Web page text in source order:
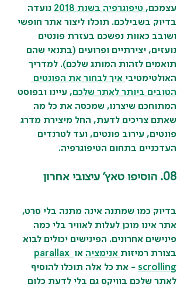
עצמכם, טיפוגרפיה בשנת 2018
נועדה
בדיוק בשבילכם. תוכלו ליצור אתר חופשי
ושובב כאוות נפשכם בעזרת פונטים
נועזים, יצירתיים ופרועים (בתנאי שהם
תואמים לזהות המותג שלכם). למדריך
האולטימטיבי איך לבחור את הפונטים
הטובים ביותר לאתר שלכם, עיינו ובפוסט
המתוחכם שיצרנו, שמכסה את כל מה
שאתם צריכים לדעת, החל מיצירת מדרג
פונטים, עירוב פונטים, ועד לטרנדים
העדכניים בתחום הטיפוגרפיה.
08. הוסיפו טאץ' עיצובי אחרון
בדיוק כמו שמתנה אינה מתנה בלי סרט,
אתר אינו מוכן לעלות לאוויר בלי כמה
פינישים אחרונים. הפינישים יכולים לבוא
בצורת רמיזות אנימציה או parallax
scrolling - את כל אלה תוכלו להוסיף
לאתר שלכם בוויקס גם בלי לדעת כלום